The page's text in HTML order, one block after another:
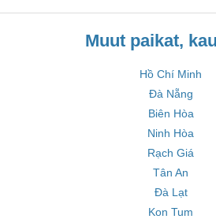
Muut paikat,
Hồ Chí Minh
Đà Nẵng
Biên Hòa
Ninh Hòa
Rạch Giá
Tân An
Đà Lạt
Kon Tum